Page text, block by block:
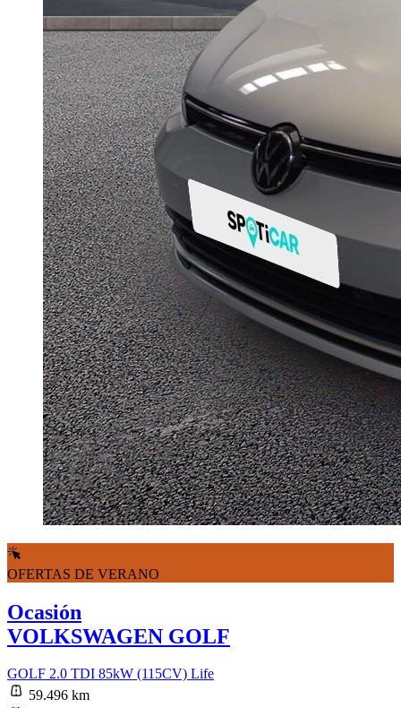
OFERTAS DE VERANO
Ocasión
VOLKSWAGEN GOLF
GOLF 2.0 TDI 85kW (115CV) Life
59.496 km